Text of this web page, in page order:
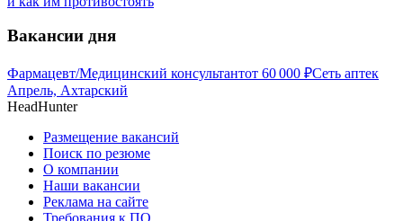
Вакансии дня
Фармацевт/Медицинский консультантот 60 000 ₽Сеть аптек
Апрель, Ахтарский
HeadHunter
Размещение вакансий
Поиск по резюме
О компании
Наши вакансии
Реклама на сайте